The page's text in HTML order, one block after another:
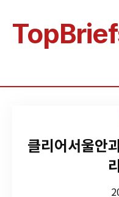
클리어서울안